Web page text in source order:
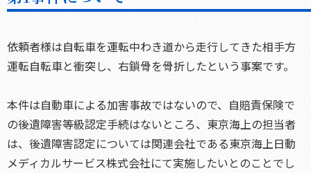
依頼者様は自転車を運転中わき道から走行してきた相手方
運転自転車と衝突し、右鎖骨を骨折したという事案です。
本件は自動車による加害事故ではないので、自賠責保険で
の後遺障害等級認定手続はないところ、東京海上の担当者
は、後遺障害認定については関連会社である東京海上日動
メディカルサービス株式会社にて実施したいとのことでし